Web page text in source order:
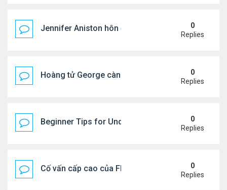
Jennifer Aniston hôn đắm đuối bạn trai trên du
0
Replies
Hoàng tử George càng lớn càng điển trai0
Replies
Beginner Tips for Understanding Diablo 4 Items
0
Replies
Cố vấn cấp cao của FIFA từ chức để phán đối
0
Replies